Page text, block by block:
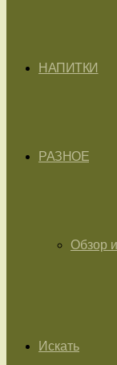
НАПИТКИ
РАЗНОЕ
Обзор
Искать